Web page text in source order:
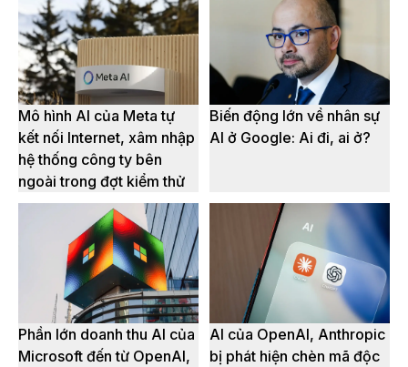
Mô hình AI của Meta tự
kết nối Internet, xâm nhập
hệ thống công ty bên
ngoài trong đợt kiểm thử
Biến động lớn về nhân sự
AI ở Google: Ai đi, ai ở?
Phần lớn doanh thu AI của
Microsoft đến từ OpenAI,
AI của OpenAI, Anthropic
bị phát hiện chèn mã độc